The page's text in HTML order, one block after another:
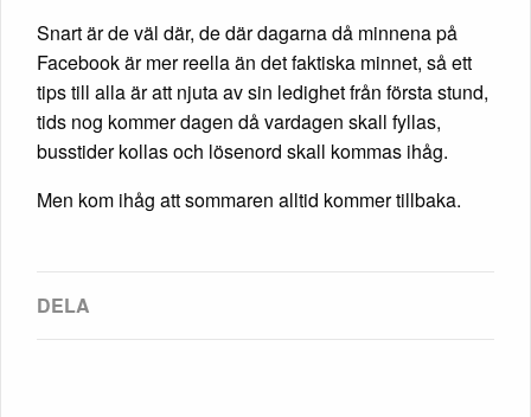
Snart är de väl där, de där dagarna då minnena på
Facebook är mer reella än det faktiska minnet, så ett
tips till alla är att njuta av sin ledighet från första stund,
tids nog kommer dagen då vardagen skall fyllas,
busstider kollas och lösenord skall kommas ihåg.
Men kom ihåg att sommaren alltid kommer tillbaka.